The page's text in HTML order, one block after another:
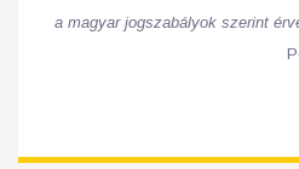
a magyar jogszabályok szerint